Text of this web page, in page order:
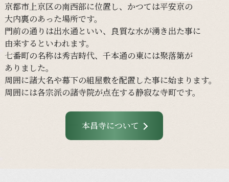
京都市上京区の南西部に位置し、 かつては平安京の
大内裏のあった場所です。
門前の通りは出水通といい、 良質な水が湧き出た事に
由来するといわれます。
七番町の名称は秀吉時代、 千本通の東には聚落第が
ありました。
周囲に諸大名や幕下の組屋敷を配置した事に始まります。
周囲には各宗派の諸寺院が点在する静寂な寺町です。
本昌寺について